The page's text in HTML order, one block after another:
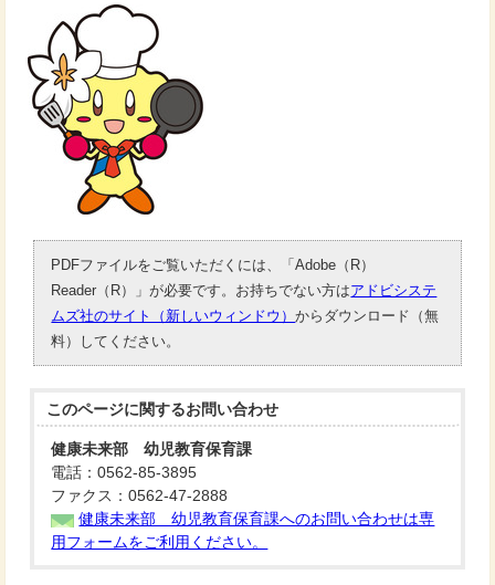
PDFファイルをご覧いただくには、「Adobe（R）
Reader（R）」が必要です。お持ちでない方はアドビシステ
ムズ社のサイト（新しいウィンドウ）からダウンロード（無
料）してください。
このページに関するお問い合わせ
健康未来部 幼児教育保育課
電話：0562-85-3895
ファクス：0562-47-2888
健康未来部 幼児教育保育課へのお問い合わせは専
用フォームをご利用ください。